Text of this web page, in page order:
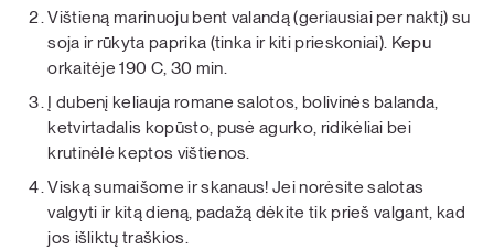
Vištieną marinuoju bent valandą (geriausiai per naktį) su
soja ir rūkyta paprika (tinka ir kiti prieskoniai). Kepu
orkaitėje 190 C, 30 min.
Į dubenį keliauja romane salotos, bolivinės balanda,
ketvirtadalis kopūsto, pusė agurko, ridikėliai bei
krutinėlė keptos vištienos.
Viską sumaišome ir skanaus! Jei norėsite salotas
valgyti ir kitą dieną, padažą dėkite tik prieš valgant, kad
jos išliktų traškios.